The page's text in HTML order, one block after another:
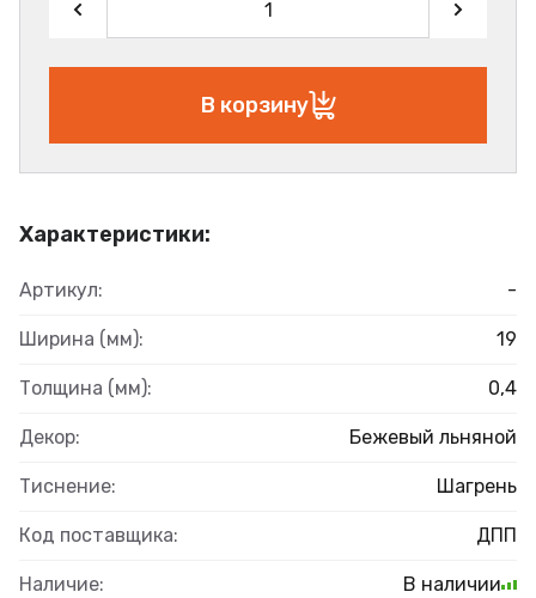
Характеристики:
Артикул: -
Ширина (мм): 19
Толщина (мм): 0,4
Декор: Бежевый льняной
Тиснение: Шагрень
Код поставщика: ДПП
Наличие: В наличии
В корзину